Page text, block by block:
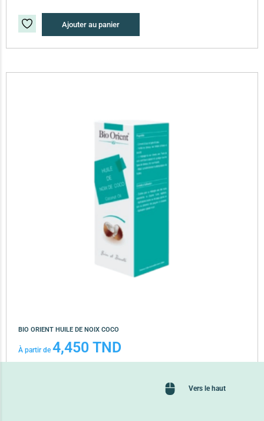
BIO ORIENT HUILE DE NOIX COCO
À partir de 4,450 TND
Ajouter au panier
Vers le haut